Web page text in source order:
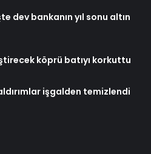
dev bankanın yıl sonu altın
köprü batıyı korkuttu
işgalden temizlendi